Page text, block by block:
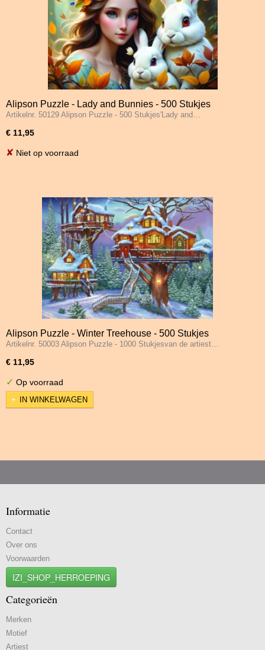
Alipson Puzzle - Lady and Bunnies - 500 Stukjes
Artikelnr. 50129 Alipson Puzzle - 500 Stukjes'Lady and…
€ 11,95
✘ Niet op voorraad
Alipson Puzzle - Winter Treehouse - 500 Stukjes
Artikelnr. 50003 Alipson Puzzle - 1000 Stukjesvan de artiest…
€ 11,95
✓ Op voorraad
IN WINKELWAGEN
Informatie
Contact
Over ons
Voorwaarden
IZI_SHOP_HERROEPING
Categorieën
Merken
Motief
Artiest